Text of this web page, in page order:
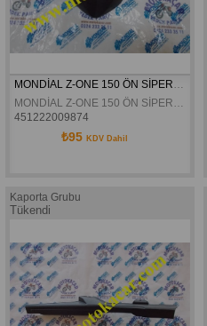
MONDİAL Z-ONE 150 ÖN SİPERLİK ORJİNAL
MONDİAL Z-ONE 150 ÖN SİPERLİK ORJİNAL
451222009874
₺95 KDV Dahil
Kaporta Grubu
Tükendi